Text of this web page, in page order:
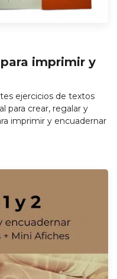
imprimir y
ejercicios de textos
para crear, regalar y
imprimir y encuadernar